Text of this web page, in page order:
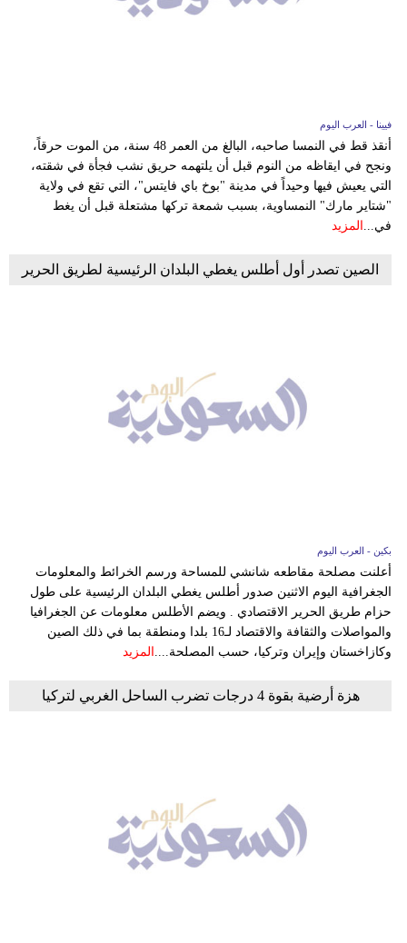
فيينا - العرب اليوم
أنقذ قط في النمسا صاحبه، البالغ من العمر 48 سنة، من الموت حرقاً،
ونجح في ايقاظه من النوم قبل أن يلتهمه حريق نشب فجأة في شقته،
التي يعيش فيها وحيداً في مدينة "بوخ باي فايتس"، التي تقع في ولاية
"شتاير مارك" النمساوية، بسبب شمعة تركها مشتعلة قبل أن يغط
في... المزيد
الصين تصدر أول أطلس يغطي البلدان الرئيسية لطريق الحرير
بكين - العرب اليوم
أعلنت مصلحة مقاطعه شانشي للمساحة ورسم الخرائط والمعلومات
الجغرافية اليوم الاثنين صدور أطلس يغطي البلدان الرئيسية على طول
حزام طريق الحرير الاقتصادي . ويضم الأطلس معلومات عن الجغرافيا
والمواصلات والثقافة والاقتصاد لـ16 بلدا ومنطقة بما في ذلك الصين
وكازاخستان وإيران وتركيا، حسب المصلحة.... المزيد
هزة أرضية بقوة 4 درجات تضرب الساحل الغربي لتركيا